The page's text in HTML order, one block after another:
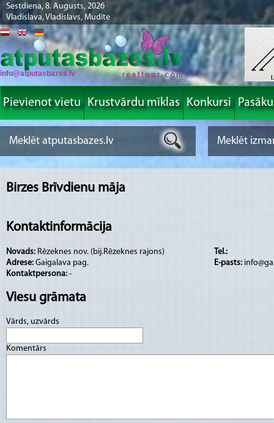
Sestdiena, 8. Augusts, 2026
Vladislava, Vladislavs, Mudīte
info@atputasbazes.lv
Pievienot vietu Krustvārdu mīklas Konkursi
Birzes Brīvdienu māja
Kontaktinformācija
Novads: Rēzeknes nov. (bij.Rēzeknes rajons)
Adrese: Gaigalava pag.
Kontaktpersona: -
Tel.:
E-pasts:
Viesu grāmata
Vārds, uzvārds
Komentārs